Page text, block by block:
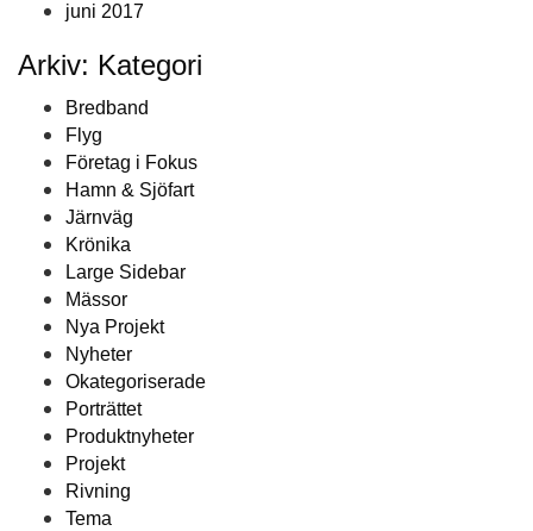
juni 2017
Arkiv: Kategori
Bredband
Flyg
Företag i Fokus
Hamn & Sjöfart
Järnväg
Krönika
Large Sidebar
Mässor
Nya Projekt
Nyheter
Okategoriserade
Porträttet
Produktnyheter
Projekt
Rivning
Tema